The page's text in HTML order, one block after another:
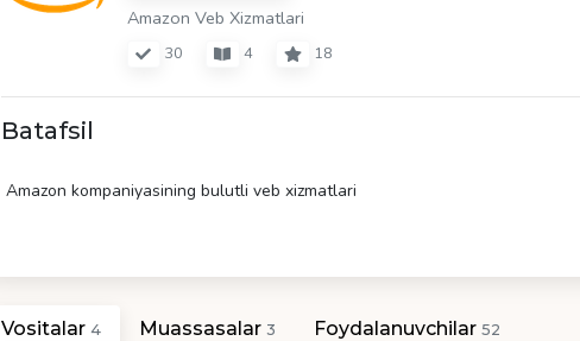
Amazon Veb Xizmatlari
30 4 18
Batafsil
Amazon kompaniyasining bulutli veb xizmatlari
Vositalar 4 Muassasalar 3 Foydalanuvchilar 52